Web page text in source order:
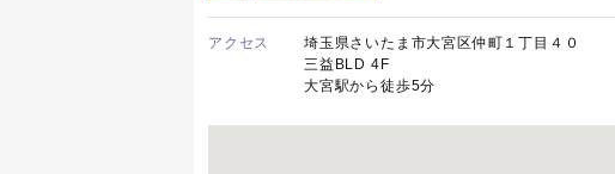
アクセス
埼玉県さいたま市大宮区仲町１丁目４０
三益BLD 4F
大宮駅から徒歩5分